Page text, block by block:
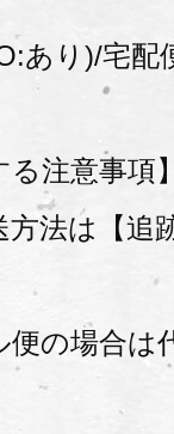
あり)/宅配
る注意事項
法は【追
の場合は